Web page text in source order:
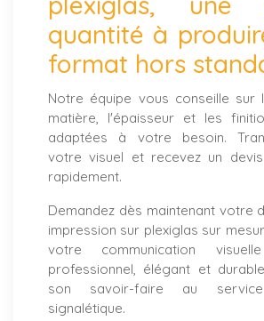
quantité à
format hors
Notre équipe vous conseille sur
matière, l'épaisseur et les
adaptées à votre besoin.
votre visuel et recevez un
rapidement.
Demandez dès maintenant votre
impression sur plexiglas sur
votre communication
professionnel, élégant et
son savoir-faire au
signalétique.